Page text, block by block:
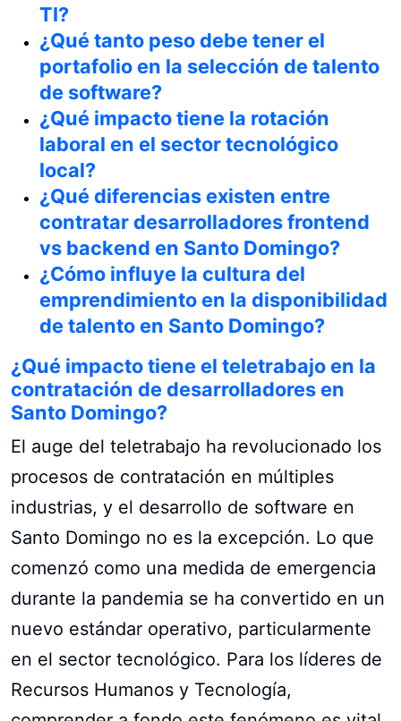
TI?
¿Qué tanto peso debe tener el
portafolio en la selección de talento
de software?
¿Qué impacto tiene la rotación
laboral en el sector tecnológico
local?
¿Qué diferencias existen entre
contratar desarrolladores frontend
vs backend en Santo Domingo?
¿Cómo influye la cultura del
emprendimiento en la disponibilidad
de talento en Santo Domingo?
¿Qué impacto tiene el teletrabajo en la
contratación de desarrolladores en
Santo Domingo?
El auge del teletrabajo ha revolucionado los
procesos de contratación en múltiples
industrias, y el desarrollo de software en
Santo Domingo no es la excepción. Lo que
comenzó como una medida de emergencia
durante la pandemia se ha convertido en un
nuevo estándar operativo, particularmente
en el sector tecnológico. Para los líderes de
Recursos Humanos y Tecnología,